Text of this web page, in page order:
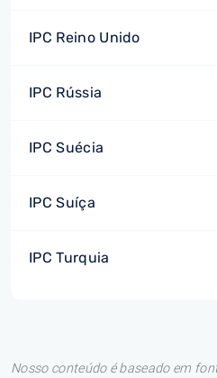
IPC Reino Unido
IPC Rússia
IPC Suécia
IPC Suíça
IPC Turquia
Nosso conteúdo é baseado em